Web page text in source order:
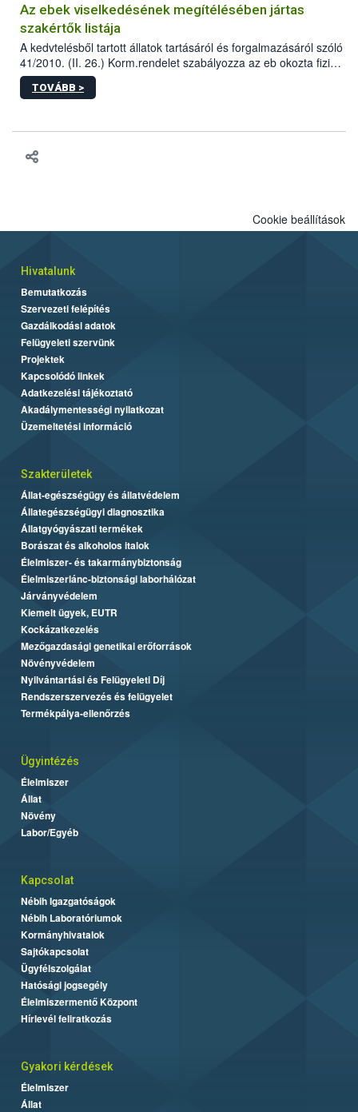
Az ebek viselkedésének megítélésében jártas
szakértők listája
A kedvtelésből tartott állatok tartásáról és forgalmazásáról szóló
41/2010. (II. 26.) Korm.rendelet szabályozza az eb okozta fizikai
sérülés, illetve ennek veszélye keletkezésekor felmerülő
hatósági feladatokat, valamint a veszélyes eb tartását és annak
TOVÁBB >
Cookie beállítások
Hivatalunk
Bemutatkozás
Szervezeti felépítés
Gazdálkodási adatok
Felügyeleti szervünk
Projektek
Kapcsolódó linkek
Adatkezelési tájékoztató
Akadálymentességi nyilatkozat
Üzemeltetési információ
Szakterületek
Állat-egészségügy és állatvédelem
Állategészségügyi diagnosztika
Állatgyógyászati termékek
Borászat és alkoholos italok
Élelmiszer- és takarmánybiztonság
Élelmiszerlánc-biztonsági laborhálózat
Járványvédelem
Kiemelt ügyek, EUTR
Kockázatkezelés
Mezőgazdasági genetikai erőforrások
Növényvédelem
Nyilvántartási és Felügyeleti Díj
Rendszerszervezés és felügyelet
Termékpálya-ellenőrzés
Ügyintézés
Élelmiszer
Állat
Növény
Labor/Egyéb
Kapcsolat
Nébih Igazgatóságok
Nébih Laboratóriumok
Kormányhivatalok
Sajtókapcsolat
Ügyfélszolgálat
Hatósági jogsegély
Élelmiszermentő Központ
Hírlevél feliratkozás
Gyakori kérdések
Élelmiszer
Állat